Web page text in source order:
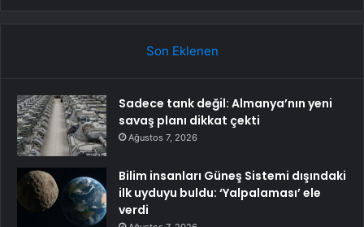
Son Eklenen
Sadece tank değil: Almanya’nın yeni
savaş planı dikkat çekti
Ağustos 7, 2026
Bilim insanları Güneş Sistemi dışındaki
ilk uyduyu buldu: ‘Yalpalaması’ ele
verdi